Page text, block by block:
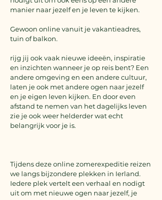
manier naar jezelf en je leven te kijken.
Gewoon online vanuit je vakantieadres,
tuin of balkon.
rijg jij ook vaak nieuwe ideeën, inspiratie
en inzichten wanneer je op reis bent? Een
andere omgeving en een andere cultuur,
laten je ook met andere ogen naar jezelf
en je eigen leven kijken. En door even
afstand te nemen van het dagelijks leven
zie je ook weer helderder wat echt
belangrijk voor je is.
Tijdens deze online zomerexpeditie reizen
we langs bijzondere plekken in Ierland.
Iedere plek vertelt een verhaal en nodigt
uit om met nieuwe ogen naar jezelf, je